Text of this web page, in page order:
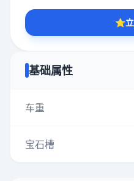
⭐
基础属性
车重
宝石槽
★★★★★★